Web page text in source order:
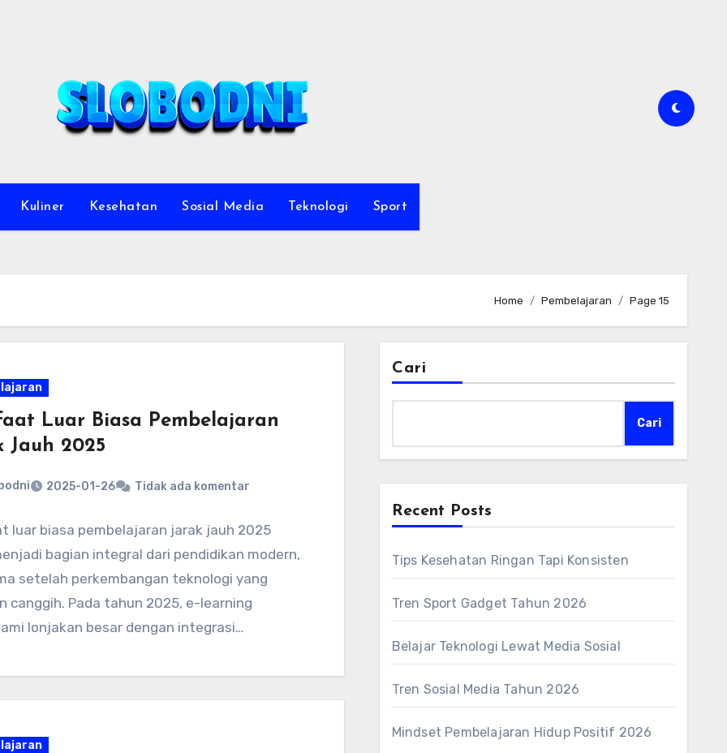
Kuliner Kesehatan Sosial Media Teknologi Sport
Home Pembelajaran Page 15
Luar Biasa Pembelajaran
Jauh 2025
2025-01-26 Tidak ada komentar
luar biasa pembelajaran jarak jauh 2025
bagian integral dari pendidikan modern,
setelah perkembangan teknologi yang
canggih. Pada tahun 2025, e-learning
lonjakan besar dengan integrasi…
Cari
Cari
Recent Posts
Tips Kesehatan Ringan Tapi Konsisten
Tren Sport Gadget Tahun 2026
Belajar Teknologi Lewat Media Sosial
Tren Sosial Media Tahun 2026
Mindset Pembelajaran Hidup Positif 2026